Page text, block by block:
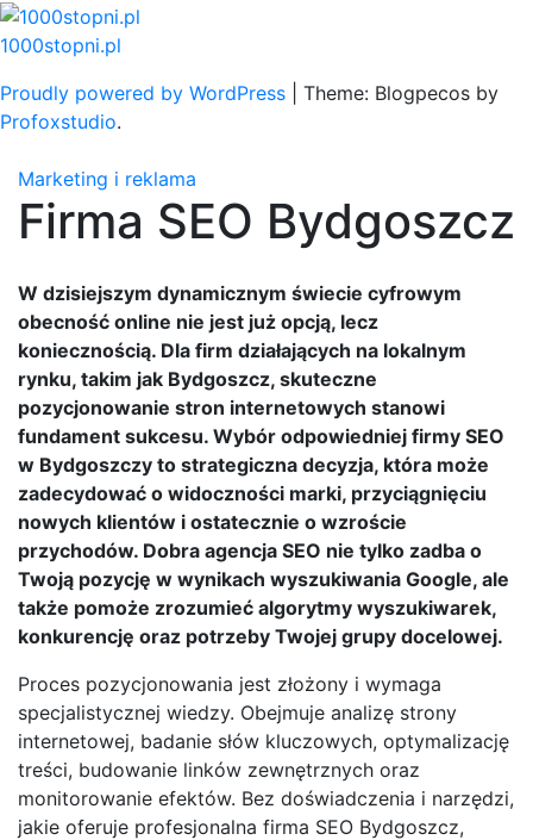
Skip
to
1000stopni.pl
Proudly powered by WordPress
Theme: Blogpecos by
Profoxstudio.
Marketing i reklama
Firma SEO Bydgoszcz
W dzisiejszym dynamicznym świecie cyfrowym
obecność online nie jest już opcją, lecz
koniecznością. Dla firm działających na lokalnym
rynku, takim jak Bydgoszcz, skuteczne
pozycjonowanie stron internetowych stanowi
fundament sukcesu. Wybór odpowiedniej firmy SEO
w Bydgoszczy to strategiczna decyzja, która może
zadecydować o widoczności marki, przyciągnięciu
nowych klientów i ostatecznie o wzroście
przychodów. Dobra agencja SEO nie tylko zadba o
Twoją pozycję w wynikach wyszukiwania Google, ale
także pomoże zrozumieć algorytmy wyszukiwarek,
konkurencję oraz potrzeby Twojej grupy docelowej.
Proces pozycjonowania jest złożony i wymaga
specjalistycznej wiedzy. Obejmuje analizę strony
internetowej, badanie słów kluczowych, optymalizację
treści, budowanie linków zewnętrznych oraz
monitorowanie efektów. Bez doświadczenia i narzędzi,
jakie oferuje profesjonalna firma SEO Bydgoszcz,